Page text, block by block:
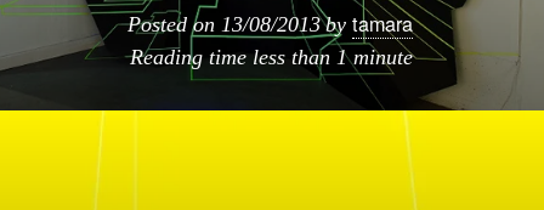
Posted on 13/08/2013 by tamara
Reading time less than 1 minute